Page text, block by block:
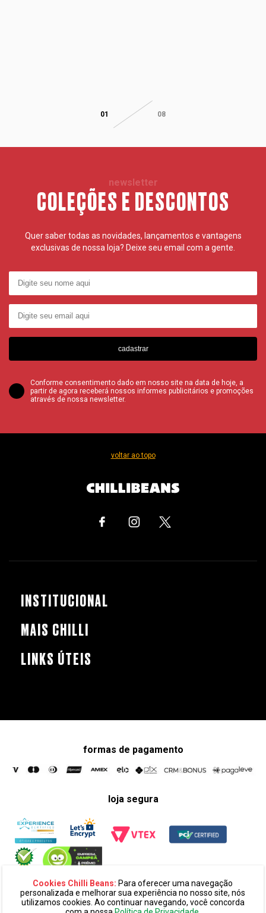
Cookies Chilli Beans: Para oferecer uma navegação
personalizada e melhorar sua experiência no nosso site, nós
utilizamos cookies. Ao continuar navegando, você concorda
01 08
newsletter
COLEÇÕES E DESCONTOS
Quer saber todas as novidades, lançamentos e vantagens
exclusivas de nossa loja? Deixe seu email com a gente.
cadastrar
Conforme consentimento dado em nosso site na data de hoje, a
partir de agora receberá nossos informes publicitários e promoções
através de nossa newsletter.
voltar ao topo
INSTITUCIONAL
MAIS CHILLI
LINKS ÚTEIS
formas de pagamento
loja segura